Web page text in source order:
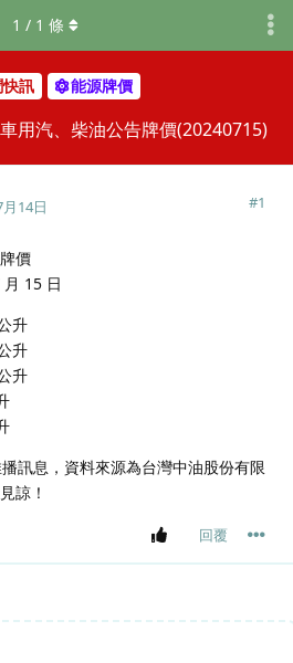
訊 能源牌價
用汽、柴油公告牌價(20240715)
1 / 1 條
14日 #1
價
15 日
升
升
升
訊息，資料來源為台灣中油股份有限
諒！
回覆